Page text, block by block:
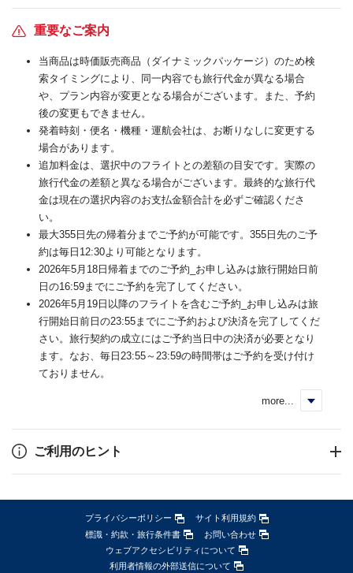
重要なご案内
当商品は時価販売商品（ダイナミックパッケージ）のため検
索タイミングにより、同一内容でも旅行代金が異なる場合
や、プラン内容が変更となる場合がございます。また、予約
後の変更もできません。
発着時刻・便名・機種・運航会社は、お断りなしに変更する
場合があります。
追加料金は、選択中のフライトとの差額の目安です。実際の
旅行代金の差額と異なる場合がございます。最終的な旅行代
金は現在の選択内容のお支払金額合計を必ずご確認くださ
い。
最大355日先の帰着分までご予約が可能です。355日先のご予
約は毎日12:30より可能となります。
2026年5月18日帰着までのご予約_お申し込みは旅行開始日前
日の16:59までにご予約を完了してください。
2026年5月19日以降のフライトを含むご予約_お申し込みは旅
行開始日前日の23:55までにご予約および決済を完了してくだ
さい。旅行契約の成立にはご予約当日中の決済が必要となり
ます。なお、毎日23:55～23:59の時間帯はご予約を受け付け
ておりません。
more...
ご利用のヒント
プライバシーポリシー
サイト利用規約
標識・約款・旅行条件書
お問い合わせ
ウェブアクセシビリティについて
利用者情報の外部送信について